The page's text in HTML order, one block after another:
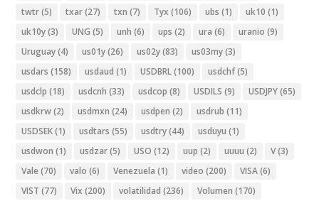
twtr(5) txar(27) txn (7) Tyx (106) ubs (1) uk10 (1)
uk10y(3) UNG (5) unh (6) ups (2) ura (6) uranio (9)
Uruguay(4) us01y(26) us02y(83) us03my(3)
usdars (158) usdaud (1) USDBRL(100) usdchf(5)
usdclp (18) usdcnh (33) usdcop (8) USDILS (9) USDJPY(65)
usdkrw(2) usdmxn (24) usdpen (2) usdrub (11)
USDSEK(1) usdtars (55) usdtry(44) usduyu (1)
usdwon (1) usdzar(5) USO (12) uup (2) uuuu (2) V(3)
Vale (70) valo (6) Venezuela (1) video (200) VISA(6)
VIST (77) Vix (200) volatilidad (236) Volumen (170)